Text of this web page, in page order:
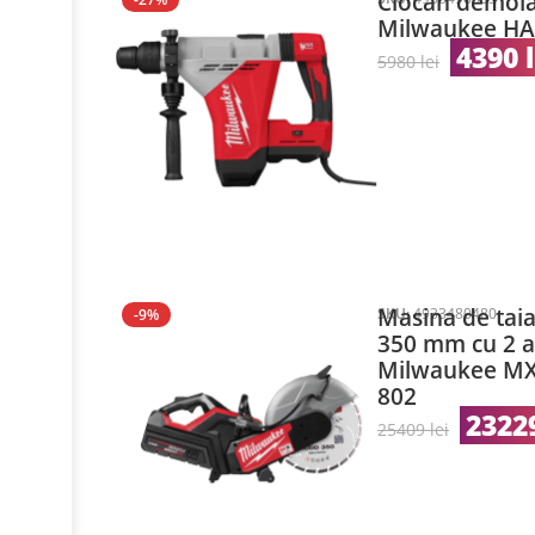
Milwaukee
5980lei 4390
-9% SKU:4933480480
Masina de
350 mm cu 2
Milwaukee
802
25409lei